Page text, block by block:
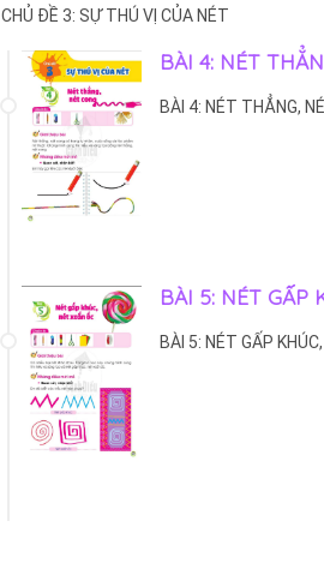
CHỦ ĐỀ 3: SỰ THÚ VỊ CỦA NÉT
BÀI 4: NÉT
BÀI 4: NÉT THẲNG,
BÀI 5: NÉT GẤP
BÀI 5: NÉT GẤP